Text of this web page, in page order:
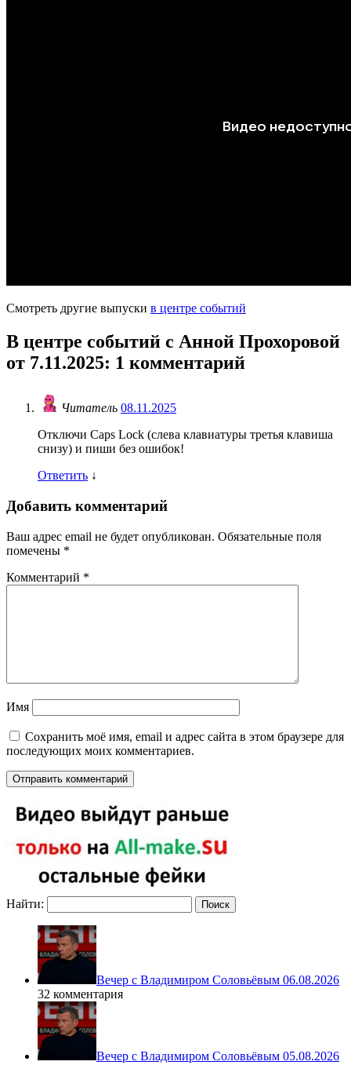
Смотреть другие выпуски в центре событий
В центре событий с Анной Прохоровой
от 7.11.2025: 1 комментарий
Читатель 08.11.2025
Отключи Caps Lock (слева клавиатуры третья клавиша
снизу) и пиши без ошибок!
Ответить ↓
Добавить комментарий
Ваш адрес email не будет опубликован. Обязательные поля
помечены *
Комментарий *
Имя
Сохранить моё имя, email и адрес сайта в этом браузере для
последующих моих комментариев.
Найти:
Вечер с Владимиром Соловьёвым 06.08.2026
32 комментария
Вечер с Владимиром Соловьёвым 05.08.2026